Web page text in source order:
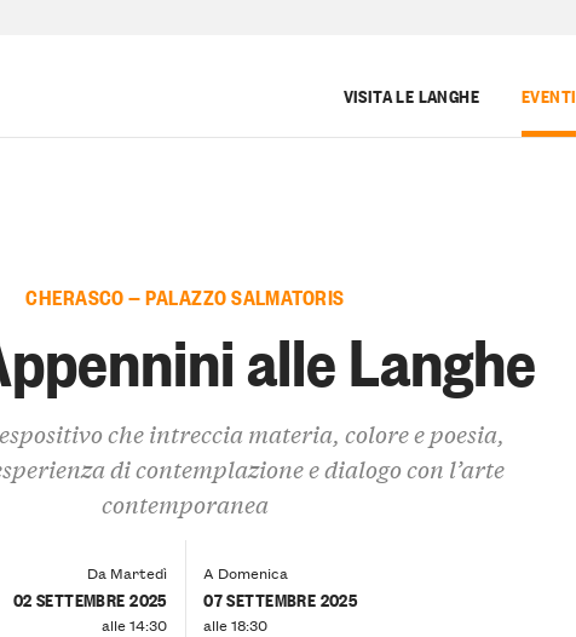
VISITA LE LANGHE EVENTI
CHERASCO — PALAZZO SALMATORIS
alle Langhe
che intreccia materia, colore e poesia,
di contemplazione e dialogo con l’arte
contemporanea
Da Martedì
02 SETTEMBRE 2025
alle 14:30
A Domenica
07 SETTEMBRE 2025
alle 18:30